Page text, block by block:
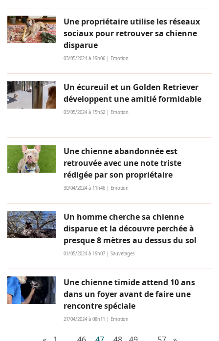
Une propriétaire utilise les réseaux
sociaux pour retrouver sa chienne
disparue
03/05/2024 à 19h06 | Emotion
Un écureuil et un Golden Retriever
développent une amitié formidable
03/05/2024 à 15h52 | Emotion
Une chienne abandonnée est
retrouvée avec une note triste
rédigée par son propriétaire
30/04/2024 à 11h46 | Emotion
Un homme cherche sa chienne
disparue et la découvre perchée à
presque 8 mètres au dessus du sol
01/05/2024 à 19h07 | Sauvetages
Une chienne timide attend 10 ans
dans un foyer avant de faire une
rencontre spéciale
27/04/2024 à 08h11 | Emotion